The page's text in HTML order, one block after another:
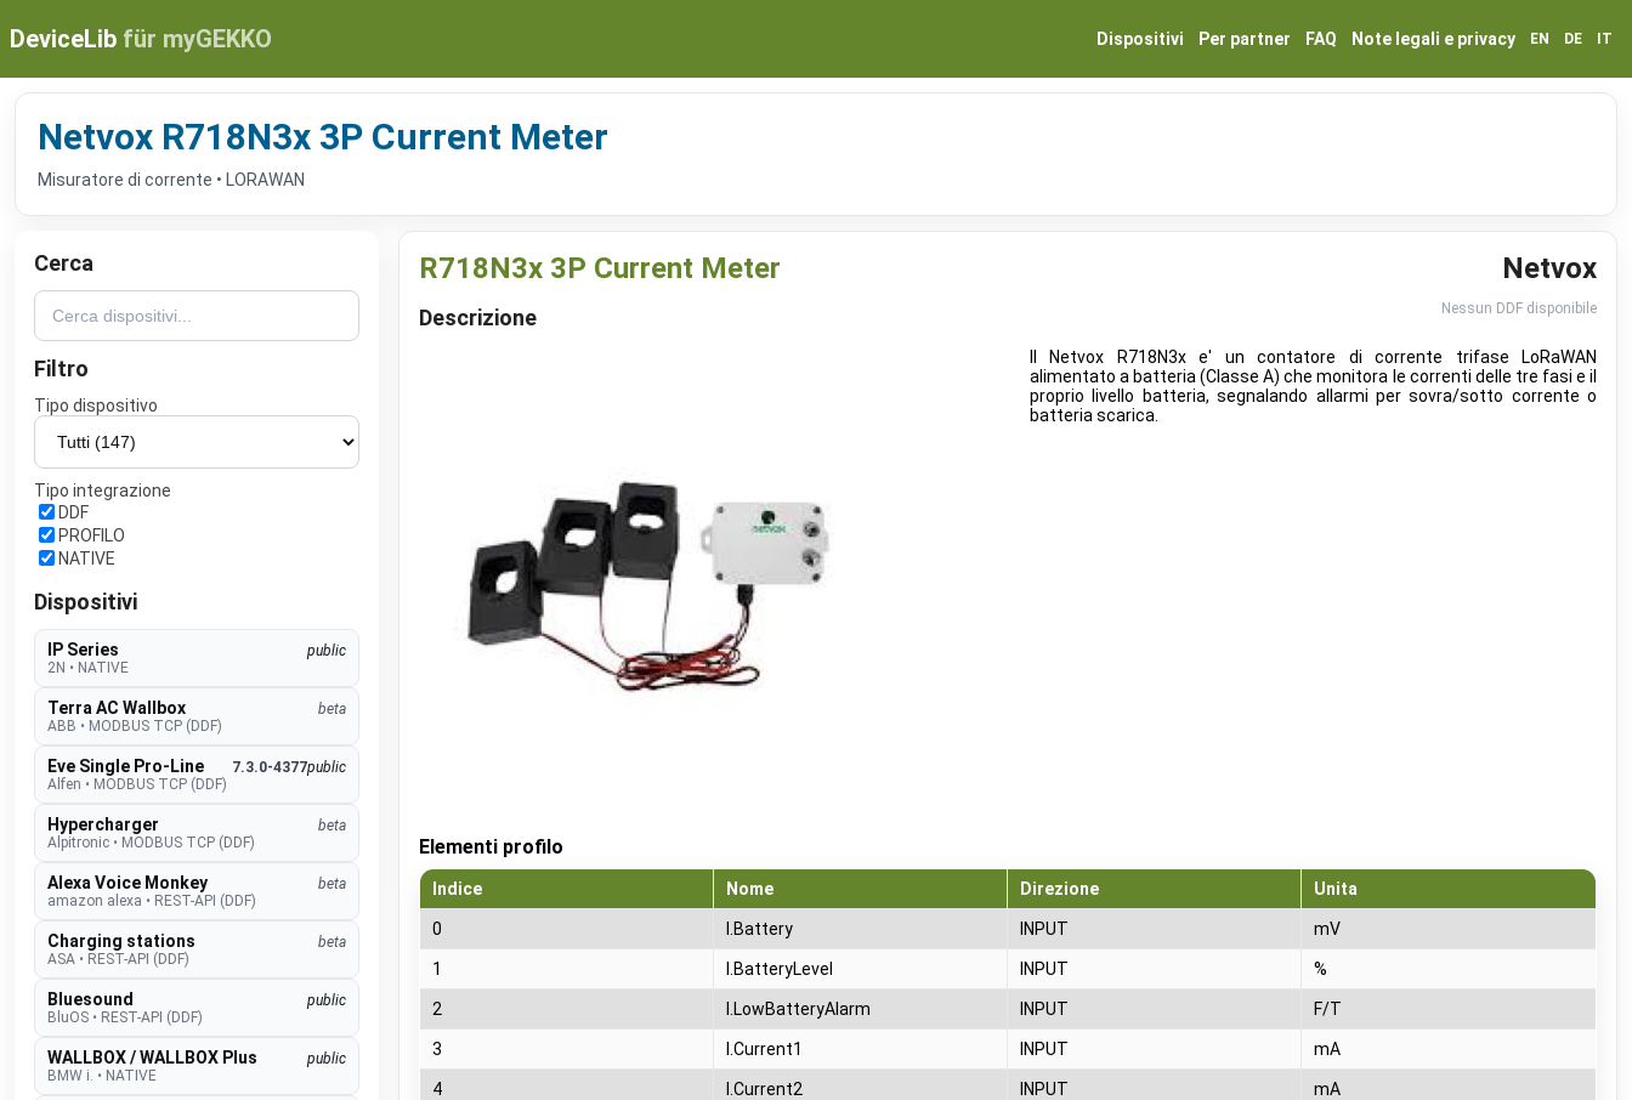
DeviceLib für myGEKKO Dispositivi Per partner FAQ Note legali e privacy EN DE IT
Netvox R718N3x 3P Current Meter
Misuratore di corrente • LORAWAN
Cerca
Filtro
Tipo dispositivo
Tipo integrazione
DDF
PROFILO
NATIVE
Dispositivi
IP Series
public
2N • NATIVE
Terra AC Wallbox
beta
ABB • MODBUS TCP (DDF)
Eve Single Pro-Line 7.3.0-4377public
Alfen • MODBUS TCP (DDF)
Hypercharger
beta
Alpitronic • MODBUS TCP (DDF)
Alexa Voice Monkey
beta
amazon alexa • REST-API (DDF)
Charging stations
beta
ASA • REST-API (DDF)
Bluesound
public
BluOS • REST-API (DDF)
WALLBOX / WALLBOX Plus
public
BMW i. • NATIVE
R718N3x 3P Current Meter Netvox
Descrizione Nessun DDF disponibile
Il Netvox R718N3x e' un contatore di corrente trifase LoRaWAN
alimentato a batteria (Classe A) che monitora le correnti delle tre fasi e il
proprio livello batteria, segnalando allarmi per sovra/sotto corrente o
batteria scarica.
Elementi profilo
Indice Nome Direzione Unita
0 I.Battery INPUT mV
1 I.BatteryLevel INPUT %
2 I.LowBatteryAlarm INPUT F/T
3 I.Current1 INPUT mA
4 I.Current2 INPUT mA